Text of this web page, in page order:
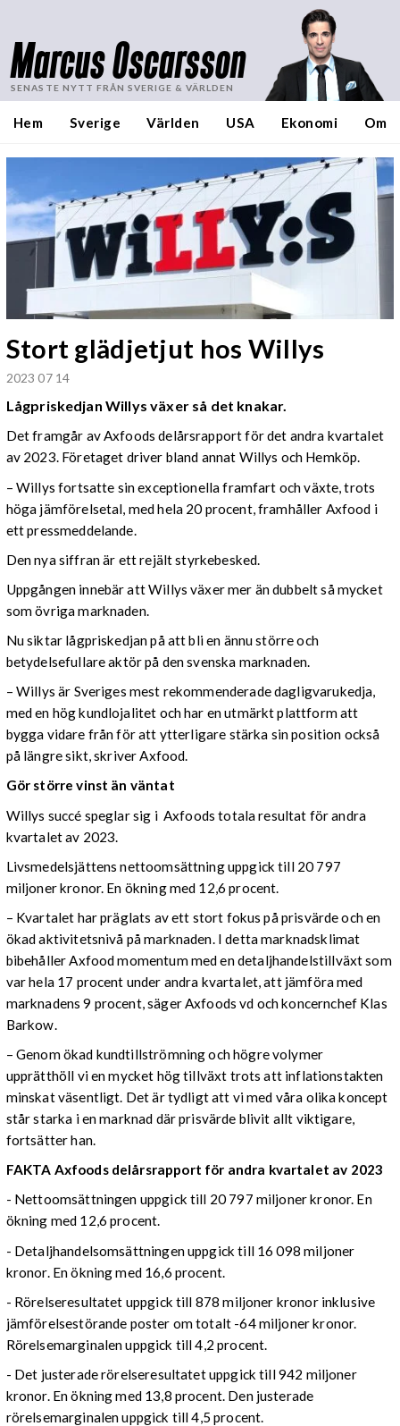
Marcus Oscarsson
SENASTE NYTT FRÅN SVERIGE & VÄRLDEN
Hem Sverige Världen USA Ekonomi Om
Stort glädjetjut hos Willys
2023 07 14
Lågpriskedjan Willys växer så det knakar.
Det framgår av Axfoods delårsrapport för det andra kvartalet
av 2023. Företaget driver bland annat Willys och Hemköp.
– Willys fortsatte sin exceptionella framfart och växte, trots
höga jämförelsetal, med hela 20 procent, framhåller Axfood i
ett pressmeddelande.
Den nya siffran är ett rejält styrkebesked.
Uppgången innebär att Willys växer mer än dubbelt så mycket
som övriga marknaden.
Nu siktar lågpriskedjan på att bli en ännu större och
betydelsefullare aktör på den svenska marknaden.
– Willys är Sveriges mest rekommenderade dagligvarukedja,
med en hög kundlojalitet och har en utmärkt plattform att
bygga vidare från för att ytterligare stärka sin position också
på längre sikt, skriver Axfood.
Gör större vinst än väntat
Willys succé speglar sig i Axfoods totala resultat för andra
kvartalet av 2023.
Livsmedelsjättens nettoomsättning uppgick till 20 797
miljoner kronor. En ökning med 12,6 procent.
– Kvartalet har präglats av ett stort fokus på prisvärde och en
ökad aktivitetsnivå på marknaden. I detta marknadsklimat
bibehåller Axfood momentum med en detaljhandelstillväxt som
var hela 17 procent under andra kvartalet, att jämföra med
marknadens 9 procent, säger Axfoods vd och koncernchef Klas
Barkow.
– Genom ökad kundtillströmning och högre volymer
upprätthöll vi en mycket hög tillväxt trots att inflationstakten
minskat väsentligt. Det är tydligt att vi med våra olika koncept
står starka i en marknad där prisvärde blivit allt viktigare,
fortsätter han.
FAKTA Axfoods delårsrapport ­för andra kvartalet av 2023
- Nettoomsättningen uppgick till 20 797 miljoner kronor. En
ökning med 12,6 procent.
- Detaljhandelsomsättningen uppgick till 16 098 miljoner
kronor. En ökning med 16,6 procent.
- Rörelseresultatet uppgick till 878 miljoner kronor inklusive
jämförelsestörande poster om totalt -64 miljoner kronor.
Rörelsemarginalen uppgick till 4,2 procent.
- Det justerade rörelseresultatet uppgick till 942 miljoner
kronor. En ökning med 13,8 procent. Den justerade
rörelsemarginalen uppgick till 4,5 procent.